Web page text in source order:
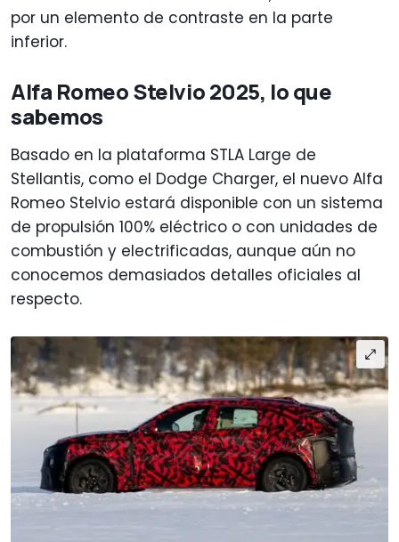
por un elemento de contraste en la parte
inferior.
Alfa Romeo Stelvio 2025, lo que
sabemos
Basado en la plataforma STLA Large de
Stellantis, como el Dodge Charger, el nuevo Alfa
Romeo Stelvio estará disponible con un sistema
de propulsión 100% eléctrico o con unidades de
combustión y electrificadas, aunque aún no
conocemos demasiados detalles oficiales al
respecto.